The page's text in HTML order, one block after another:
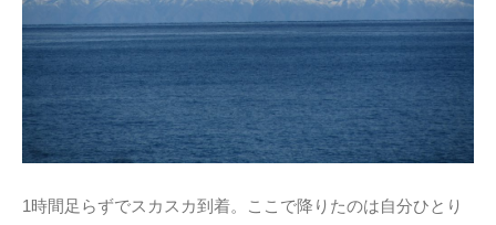
1時間足らずでスカスカ到着。ここで降りたのは自分ひとり